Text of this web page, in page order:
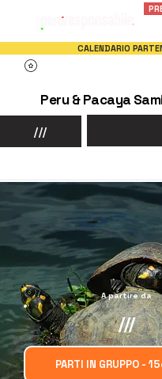
CALENDARIO
Peru & Pacaya
///
///
PARTI IN GRUPPO -
A partire da